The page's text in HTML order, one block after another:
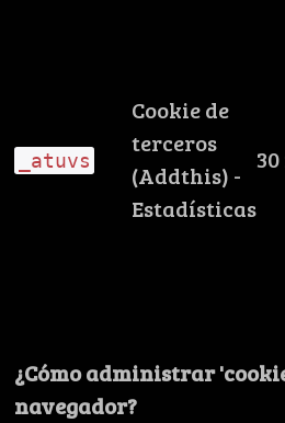
_atuvs
Cookie de
terceros
(Addthis) -
Estadísticas
¿Cómo administrar
navegador?